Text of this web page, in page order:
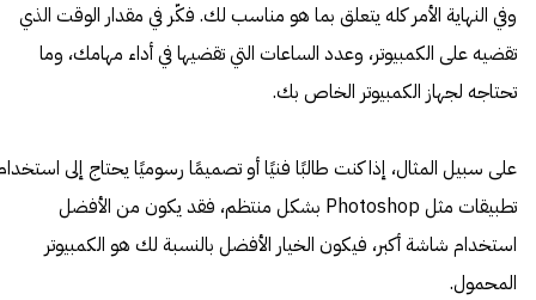
وفي النهاية الأمر كله يتعلق بما هو مناسب لك. فكّر في مقدار الوقت الذي
تقضيه على الكمبيوتر، وعدد الساعات التي تقضيها في أداء مهامك، وما
تحتاجه لجهاز الكمبيوتر الخاص بك.
على سبيل المثال، إذا كنت طالبًا فنيًا أو تصميمًا رسوميًا يحتاج إلى
تطبيقات مثل Photoshop بشكل منتظم، فقد يكون من الأفضل
استخدام شاشة أكبر، فيكون الخيار الأفضل بالنسبة لك هو الكمبيوتر
المحمول.